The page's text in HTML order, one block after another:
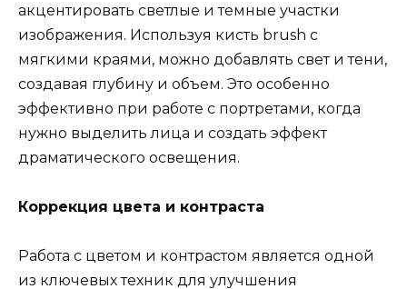
акцентировать светлые и темные участки
изображения. Используя кисть brush с
мягкими краями, можно добавлять свет и тени,
создавая глубину и объем. Это особенно
эффективно при работе с портретами, когда
нужно выделить лица и создать эффект
драматического освещения.
Коррекция цвета и контраста
Работа с цветом и контрастом является одной
из ключевых техник для улучшения